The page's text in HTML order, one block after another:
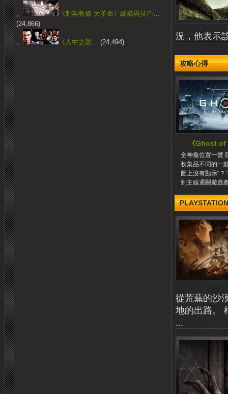
況，他表示
攻略心得
《Ghost
全神龕位置一覽
收集品不同的一
圖上沒有顯示“？
到主線通關遊戲
從荒蕪的沙
地的出路。
...
。
《刺客教條 大革命》細節與技巧…
(24,866)
。 《人中之龍… (24,494)